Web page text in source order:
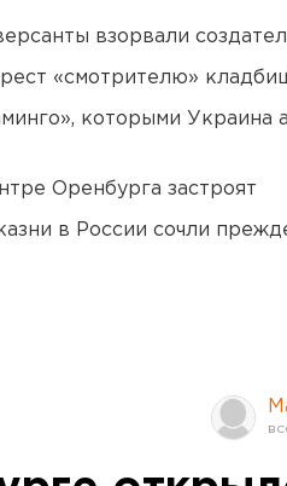
взорвали
«смотрителю»
которыми Украина
Оренбурга застроят
в России сочли